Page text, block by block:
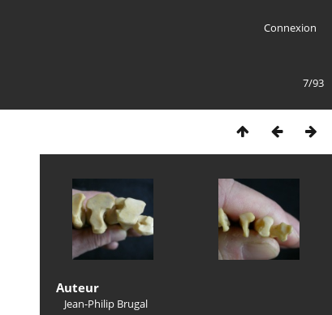
Connexion
7/93
Auteur
Jean-Philip Brugal